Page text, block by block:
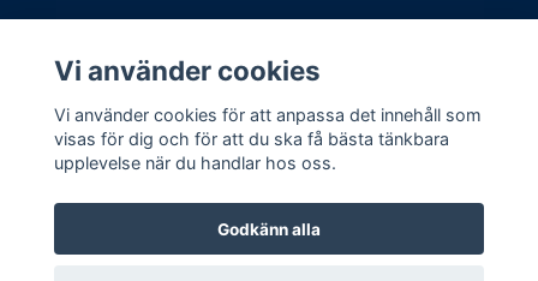
Sociala medier
Vi använder cookies
Vi använder cookies för att anpassa det innehåll som
visas för dig och för att du ska få bästa tänkbara
upplevelse när du handlar hos oss.
Godkänn alla